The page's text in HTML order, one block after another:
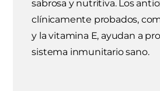
sabrosa y nutritiva. Los
clínicamente probados,
y la vitamina E, ayudan a
sistema inmunitario sano.